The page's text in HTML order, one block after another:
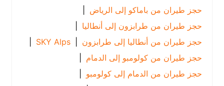
حجز طيران من باماكو إلى الرياض
|
حجز طيران من طرابزون إلى أنطاليا
|
حجز طيران من أنطاليا إلى طرابزون |
SKY Alps
|
حجز طيران من كولومبو إلى الدمام
|
حجز طيران من الدمام إلى كولومبو |